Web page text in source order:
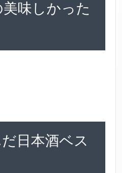
味しかった
日本酒ベス